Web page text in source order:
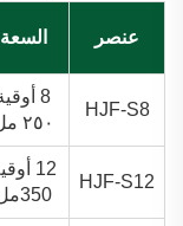
عنصر السعة
HJF-S8
8 أوقية
٢٥٠ مل
HJF-S12
12 أوقية
350مل